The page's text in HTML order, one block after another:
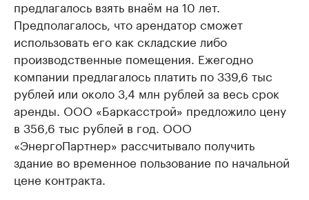
предлагалось взять внаём на 10 лет.
Предполагалось, что арендатор сможет
использовать его как складские либо
производственные помещения. Ежегодно
компании предлагалось платить по 339,6 тыс
рублей или около 3,4 млн рублей за весь срок
аренды. ООО «Баркасстрой» предложило цену
в 356,6 тыс рублей в год. ООО
«ЭнергоПартнер» рассчитывало получить
здание во временное пользование по начальной
цене контракта.